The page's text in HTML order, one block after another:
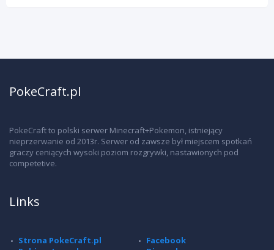
PokeCraft.pl
PokeCraft to polski serwer Minecraft+Pokemon, istniejący
nieprzerwanie od 2013r. Serwer od zawsze był miejscem spotkań
graczy ceniących wysoki poziom rozgrywki, nastawionych pod
competetive.
Links
Strona PokeCraft.pl
Facebook